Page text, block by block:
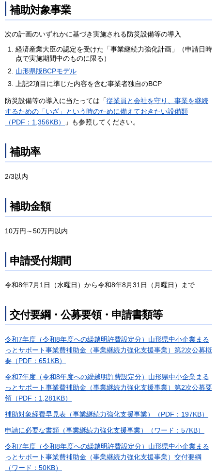
補助対象事業
次の計画のいずれかに基づき実施される防災設備等の導入
経済産業大臣の認定を受けた「事業継続力強化計画」（申請日時
点で実施期間中のものに限る）
山形県版BCPモデル
上記2項目に準じた内容を含む事業者独自のBCP
防災設備等の導入に当たっては「従業員と会社を守り、事業を継続
するための「いざ」という時のために備えておきたい設備類
（PDF：1,356KB）
」も参照してください。
補助率
2/3以内
補助金額
10万円～50万円以内
申請受付期間
令和8年7月1日（水曜日）から令和8年8月31日（月曜日）まで
交付要綱・公募要領・申請書類等
令和7年度（令和8年度への繰越明許費設定分）山形県中小企業まる
っとサポート事業費補助金（事業継続力強化支援事業）第2次公募概
要（PDF：651KB）
令和7年度（令和8年度への繰越明許費設定分）山形県中小企業まる
っとサポート事業費補助金（事業継続力強化支援事業）第2次公募要
領（PDF：1,281KB）
補助対象経費早見表（事業継続力強化支援事業）（PDF：197KB）
申請に必要な書類（事業継続力強化支援事業）（ワード：57KB）
令和7年度（令和8年度への繰越明許費設定分）山形県中小企業まる
っとサポート事業費補助金（事業継続力強化支援事業）交付要綱
（ワード：50KB）